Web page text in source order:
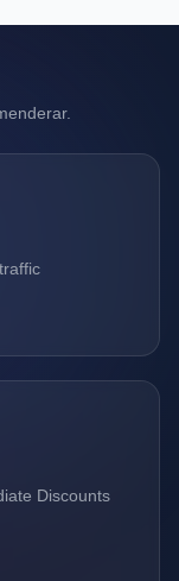
Discounts